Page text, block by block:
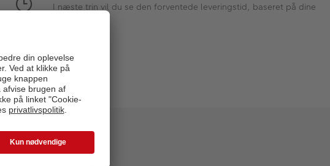
I næste trin vil du se den forventede leveringstid, baseret på dine